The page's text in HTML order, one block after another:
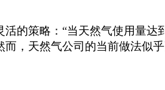
的策略：“当天然气使用量达
，天然气公司的当前做法似